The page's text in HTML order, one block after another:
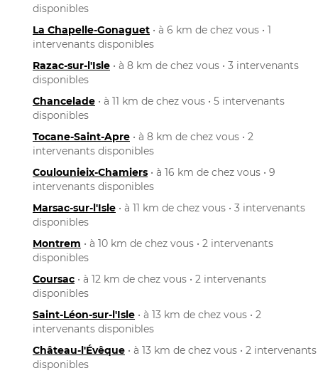
disponibles
La Chapelle-Gonaguet • à 6 km de chez vous • 1
intervenants disponibles
Razac-sur-l'Isle • à 8 km de chez vous • 3 intervenants
disponibles
Chancelade • à 11 km de chez vous • 5 intervenants
disponibles
Tocane-Saint-Apre • à 8 km de chez vous • 2
intervenants disponibles
Coulounieix-Chamiers • à 16 km de chez vous • 9
intervenants disponibles
Marsac-sur-l'Isle • à 11 km de chez vous • 3 intervenants
disponibles
Montrem • à 10 km de chez vous • 2 intervenants
disponibles
Coursac • à 12 km de chez vous • 2 intervenants
disponibles
Saint-Léon-sur-l'Isle • à 13 km de chez vous • 2
intervenants disponibles
Château-l'Évêque • à 13 km de chez vous • 2 intervenants
disponibles